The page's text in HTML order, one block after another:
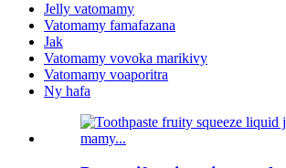
Jelly vatomamy
Vatomamy famafazana
Jak
Vatomamy vovoka marikivy
Vatomamy voaporitra
Ny hafa